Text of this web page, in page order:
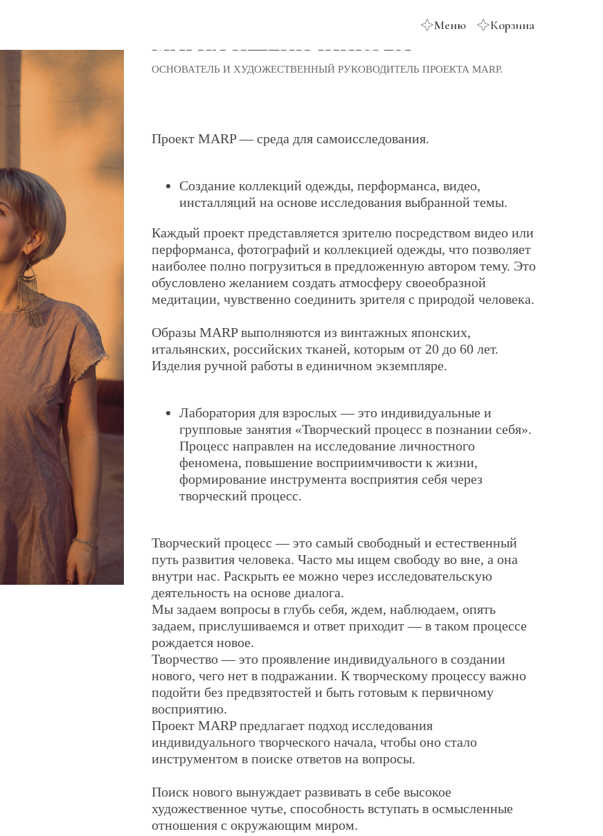
Меню Корзина
ОСНОВАТЕЛЬ И ХУДОЖЕСТВЕННЫЙ РУКОВОДИТЕЛЬ ПРОЕКТА MARP.
Проект MARP — среда для самоисследования.
Создание коллекций одежды, перформанса, видео,
инсталляций на основе исследования выбранной темы.
Каждый проект представляется зрителю посредством видео или
перформанса, фотографий и коллекцией одежды, что позволяет
наиболее полно погрузиться в предложенную автором тему. Это
обусловлено желанием создать атмосферу своеобразной
медитации, чувственно соединить зрителя с природой человека.
Образы MARP выполняются из винтажных японских,
итальянских, российских тканей, которым от 20 до 60 лет.
Изделия ручной работы в единичном экземпляре.
Лаборатория для взрослых — это индивидуальные и
групповые занятия «Творческий процесс в познании себя».
Процесс направлен на исследование личностного
феномена, повышение восприимчивости к жизни,
формирование инструмента восприятия себя через
творческий процесс.
Творческий процесс — это самый свободный и естественный
путь развития человека. Часто мы ищем свободу во вне, а она
внутри нас. Раскрыть ее можно через исследовательскую
деятельность на основе диалога.
Мы задаем вопросы в глубь себя, ждем, наблюдаем, опять
задаем, прислушиваемся и ответ приходит — в таком процессе
рождается новое.
Творчество — это проявление индивидуального в создании
нового, чего нет в подражании. К творческому процессу важно
подойти без предвзятостей и быть готовым к первичному
восприятию.
Проект MARP предлагает подход исследования
индивидуального творческого начала, чтобы оно стало
инструментом в поиске ответов на вопросы.
Поиск нового вынуждает развивать в себе высокое
художественное чутье, способность вступать в осмысленные
отношения с окружающим миром.